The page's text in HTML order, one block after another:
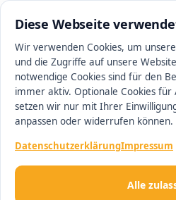
Diese Webseite
Wir verwenden Cookies, um
und die Zugriffe auf unsere
notwendige Cookies sind für den
immer aktiv. Optionale Cookies für
setzen wir nur mit Ihrer
anpassen oder widerrufen können.
DatenschutzerklärungImpressum
Alle